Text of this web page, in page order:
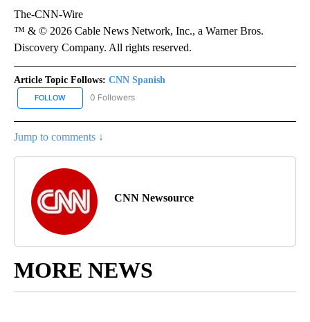
The-CNN-Wire
™ & © 2026 Cable News Network, Inc., a Warner Bros.
Discovery Company. All rights reserved.
Article Topic Follows: CNN Spanish
FOLLOW FOLLOW "CNN SPANISH" TO RECEIVE NOTIFICATIONS ABOUT
0 Followers
Jump to comments ↓
CNN Newsource
MORE NEWS